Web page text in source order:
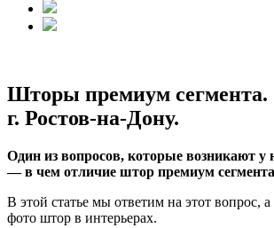
Шторы премиум
г. Ростов-на-Дону.
Один из вопросов, которые возникают у
— в чем отличие штор премиум
В этой статье мы ответим на этот вопрос,
фото штор в интерьерах.